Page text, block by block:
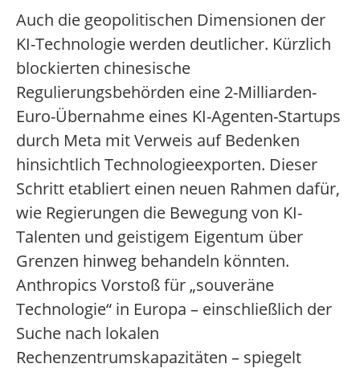
Auch die geopolitischen Dimensionen der
KI-Technologie werden deutlicher. Kürzlich
blockierten chinesische
Regulierungsbehörden eine 2-Milliarden-
Euro-Übernahme eines KI-Agenten-Startups
durch Meta mit Verweis auf Bedenken
hinsichtlich Technologieexporten. Dieser
Schritt etabliert einen neuen Rahmen dafür,
wie Regierungen die Bewegung von KI-
Talenten und geistigem Eigentum über
Grenzen hinweg behandeln könnten.
Anthropics Vorstoß für „souveräne
Technologie“ in Europa – einschließlich der
Suche nach lokalen
Rechenzentrumskapazitäten – spiegelt